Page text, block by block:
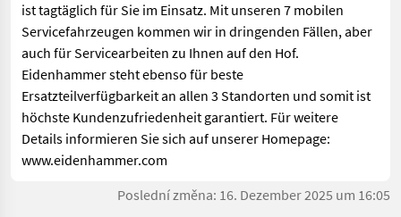
ist tagtäglich für Sie im Einsatz. Mit unseren 7 mobilen
Servicefahrzeugen kommen wir in dringenden Fällen, aber
auch für Servicearbeiten zu Ihnen auf den Hof.
Eidenhammer steht ebenso für beste
Ersatzteilverfügbarkeit an allen 3 Standorten und somit ist
höchste Kundenzufriedenheit garantiert. Für weitere
Details informieren Sie sich auf unserer Homepage:
www.eidenhammer.com
Poslední změna: 16. Dezember 2025 um 16:05